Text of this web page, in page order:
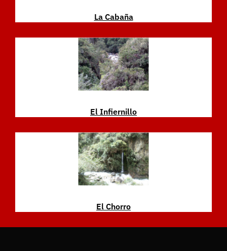
La Cabaña
El Infiernillo
El Chorro